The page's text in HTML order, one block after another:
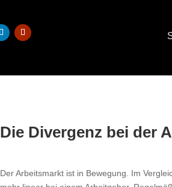
Die Divergenz bei der
Der Arbeitsmarkt ist in Bewegung. Im